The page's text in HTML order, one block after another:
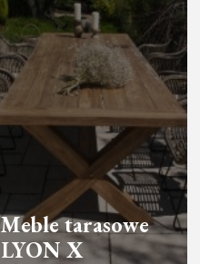
Meble tarasowe
LYON X